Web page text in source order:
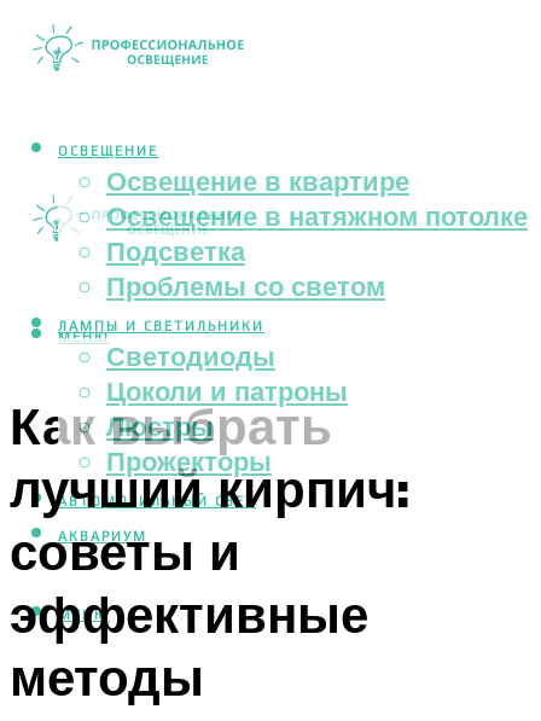
ОСВЕЩЕНИЕ
Освещение в квартире
Освещение в натяжном потолке
Подсветка
Проблемы со светом
ЛАМПЫ И СВЕТИЛЬНИКИ
Светодиоды
Цоколи и патроны
Люстры
Прожекторы
АВТОМОБИЛЬНЫЙ СВЕТ
АКВАРИУМ
МЕНЮ
МЕНЮ
Как выбрать
лучший кирпич:
советы и
эффективные
методы